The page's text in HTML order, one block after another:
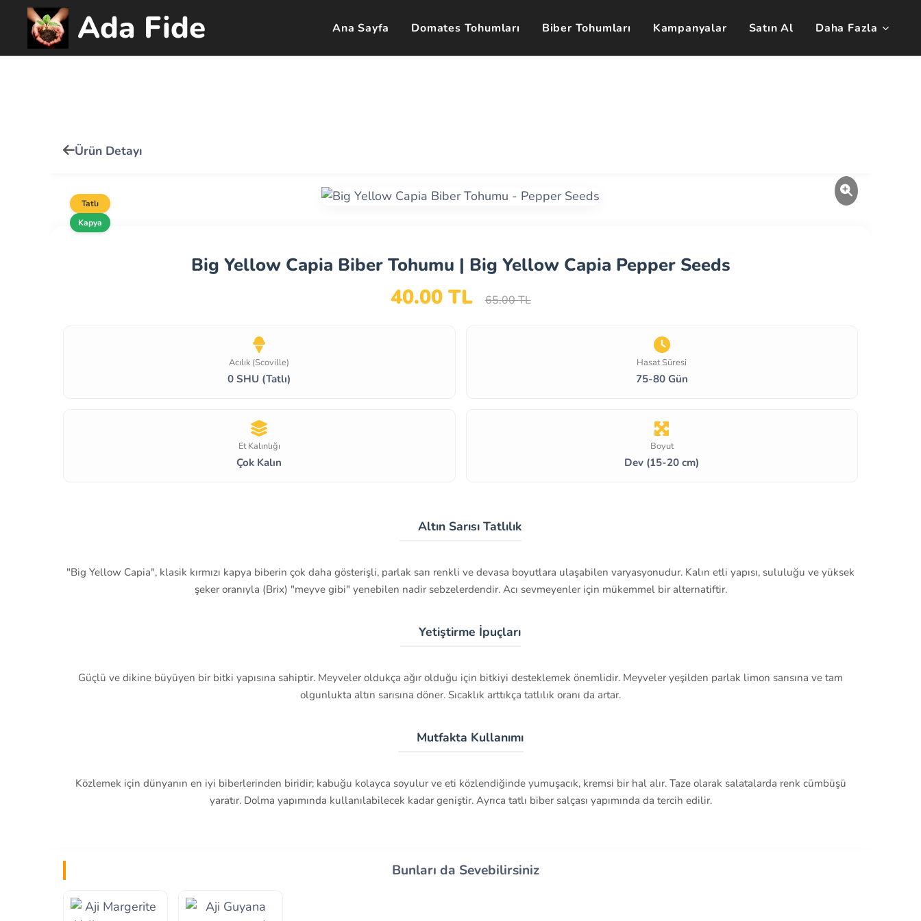
Ada Fide Ana Sayfa Domates Tohumları Biber Tohumları Kampanyalar Satın Al Daha Fazla
Ürün Detayı
Tatlı
Kapya
Big Yellow Capia Biber Tohumu | Big Yellow Capia Pepper Seeds
40.00 TL 65.00 TL
Acılık (Scoville)
0 SHU (Tatlı)
Hasat Süresi
75-80 Gün
Et Kalınlığı
Çok Kalın
Boyut
Dev (15-20 cm)
🌟 Altın Sarısı Tatlılık
"Big Yellow Capia", klasik kırmızı kapya biberin çok daha gösterişli, parlak sarı renkli ve devasa boyutlara ulaşabilen varyasyonudur. Kalın etli yapısı, sululuğu ve yüksek
şeker oranıyla (Brix) "meyve gibi" yenebilen nadir sebzelerdendir. Acı sevmeyenler için mükemmel bir alternatiftir.
🌱 Yetiştirme İpuçları
Güçlü ve dikine büyüyen bir bitki yapısına sahiptir. Meyveler oldukça ağır olduğu için bitkiyi desteklemek önemlidir. Meyveler yeşilden parlak limon sarısına ve tam
olgunlukta altın sarısına döner. Sıcaklık arttıkça tatlılık oranı da artar.
🍽️ Mutfakta Kullanımı
Közlemek için dünyanın en iyi biberlerinden biridir; kabuğu kolayca soyulur ve eti közlendiğinde yumuşacık, kremsi bir hal alır. Taze olarak salatalarda renk cümbüşü
yaratır. Dolma yapımında kullanılabilecek kadar geniştir. Ayrıca tatlı biber salçası yapımında da tercih edilir.
Bunları da Sevebilirsiniz